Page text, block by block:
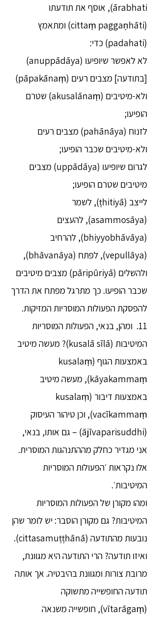
ārabhati), אוסף את תודעתו
(cittaṃ paggaṇhāti) ומתאמץ
(padahati) כדי:
לא לאפשר שיופיעו (anuppādāya)
[בתודעה] מצבים רעים (pāpakānaṃ)
ולא-מיטיבים (akusalānaṃ) שטרם
הופיעו;
לזנוח (pahānāya) מצבים רעים
ולא-מיטיבים שכבר הופיעו;
לגרום שיופיעו (uppādāya) מצבים
מיטיבים שטרם הופיעו;
לייצב (ṭhitiyā), לשמר
(asammosāya), להעצים
(bhiyyobhāvāya), להרחיב
(vepullāya), לפתח (bhāvanāya),
ולהשלים (pāripūriyā) מצבים מיטיבים
שכבר הופיעו. כך מתרגל מפתח את הדרך
להפסקת הפעולות המוסריות המזיקות.
11. ומהן, בנאי, הפעולות המוסריות
המיטיבות (kusalā sīlā)? מעשה מיטיב
באמצעות הגוף (kusalaṃ
kāyakammaṃ), מעשה מיטיב
באמצעות דיבור (kusalaṃ
vacīkammaṃ), וכן טיהור העיסוק
(ājīvaparisuddhi) – גם אותו, בנאי,
אני מגדיר כחלק מההתנהגות המוסרית.
אלו נקראות ׳הפעולות המוסריות
המיטיבות׳.
ומהו מקורן של הפעולות המוסריות
המיטיבות? גם מקורן הוסבר: יש לומר שהן
נובעות מהתודעה (cittasamuṭṭhānā).
ואיזו תודעה? הרי התודעה היא מגוונת,
מרובת צורות ומגוונת בהיבטיה. אך אותה
תודעה החופשייה מתשוקה
(vītarāgaṃ), חופשייה משנאה